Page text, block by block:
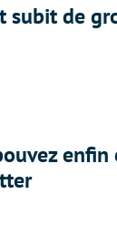
subit de